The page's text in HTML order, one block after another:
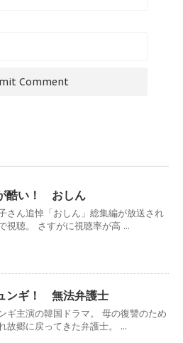
酷い！ おしん
さん追悼「おしん」総集編が放送され
視聴。 さすがに視聴率が高 ...
ンギ！ 無法弁護士
ギ主演の韓国ドラマ。 母の復讐のため
故郷に戻ってきた弁護士。 ...